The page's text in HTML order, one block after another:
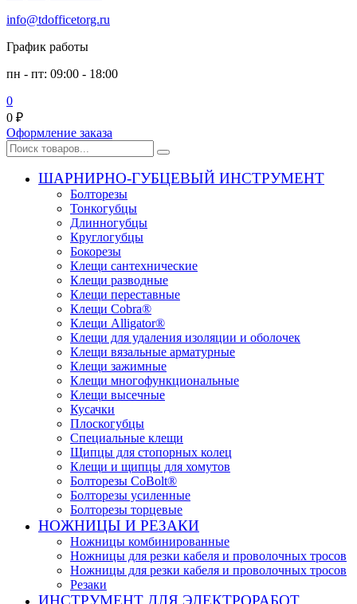
info@tdofficetorg.ru
График работы
пн - пт: 09:00 - 18:00
0
0 ₽
Оформление заказа
ШАРНИРНО-ГУБЦЕВЫЙ ИНСТРУМЕНТ
Болторезы
Тонкогубцы
Длинногубцы
Круглогубцы
Бокорезы
Клещи сантехнические
Клещи разводные
Клещи переставные
Клещи Cobra®
Клещи Alligator®
Клещи для удаления изоляции и оболочек
Клещи вязальные арматурные
Клещи зажимные
Клещи многофункциональные
Клещи высечные
Кусачки
Плоскогубцы
Специальные клещи
Щипцы для стопорных колец
Клещи и щипцы для хомутов
Болторезы CoBolt®
Болторезы усиленные
Болторезы торцевые
НОЖНИЦЫ И РЕЗАКИ
Ножницы комбинированные
Ножницы для резки кабеля и проволочных тросов
Ножницы для резки кабеля и проволочных тросов
Резаки
ИНСТРУМЕНТ ДЛЯ ЭЛЕКТРОРАБОТ